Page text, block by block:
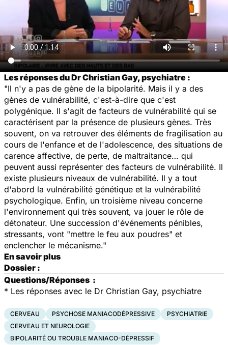
Les réponses du Dr Christian Gay, psychiatre :
"Il n'y a pas de gène de la bipolarité. Mais il y a des
gènes de vulnérabilité, c'est-à-dire que c'est
polygénique. Il s'agit de facteurs de vulnérabilité qui se
caractérisent par la présence de plusieurs gènes. Très
souvent, on va retrouver des éléments de fragilisation au
cours de l'enfance et de l'adolescence, des situations de
carence affective, de perte, de maltraitance… qui
peuvent aussi représenter des facteurs de vulnérabilité. Il
existe plusieurs niveaux de vulnérabilité. Il y a tout
d'abord la vulnérabilité génétique et la vulnérabilité
psychologique. Enfin, un troisième niveau concerne
l'environnement qui très souvent, va jouer le rôle de
détonateur. Une succession d'événements pénibles,
stressants, vont "mettre le feu aux poudres" et
enclencher le mécanisme."
En savoir plus
Dossier :
Questions/Réponses :
* Les réponses avec le Dr Christian Gay, psychiatre
CERVEAU PSYCHOSE MANIACODÉPRESSIVE
PSYCHIATRIE
CERVEAU ET NEUROLOGIE
BIPOLARITÉ OU TROUBLE MANIACO-DÉPRESSIF